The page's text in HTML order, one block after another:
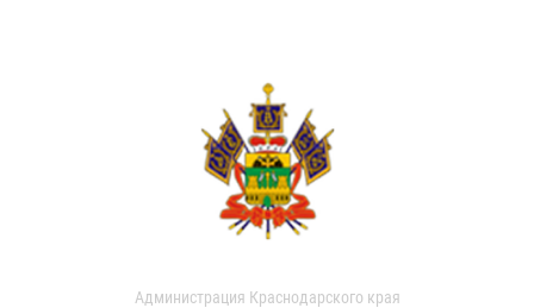
Администрация Краснодарского края